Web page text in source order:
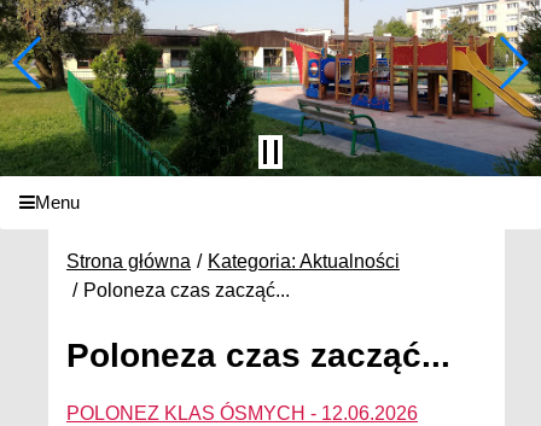
Menu
Strona główna
Kategoria: Aktualności
Poloneza czas zacząć...
Poloneza czas zacząć...
POLONEZ KLAS ÓSMYCH - 12.06.2026